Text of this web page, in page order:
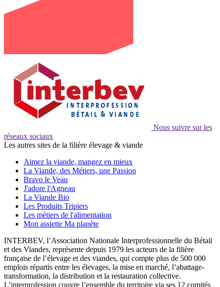
Nous suivre sur les
réseaux sociaux
Les autres sites de la filière élevage & viande
Aimez la viande, mangez en mieux
La Viande, des Métiers, une Passion
Bravo le Veau
J'adore l'Agneau
La Viande Bio
Les Produits Tripiers
Les métiers de l'alimentation
Mon assiette Ma planète
INTERBEV, l’Association Nationale Interprofessionnelle du Bétail
et des Viandes, représente depuis 1979 les acteurs de la filière
française de l’élevage et des viandes, qui compte plus de 500 000
emplois répartis entre les élevages, la mise en marché, l’abattage-
transformation, la distribution et la restauration collective.
L’interprofession couvre l’ensemble du territoire via ses 12 comités